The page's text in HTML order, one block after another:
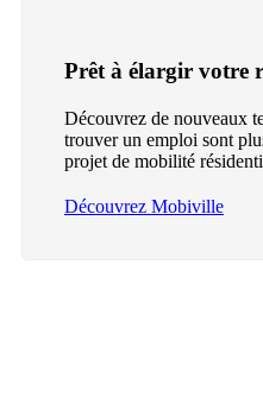
Prêt à élargir votre
Découvrez de nouveaux
trouver un emploi sont
projet de mobilité
Découvrez Mobiville